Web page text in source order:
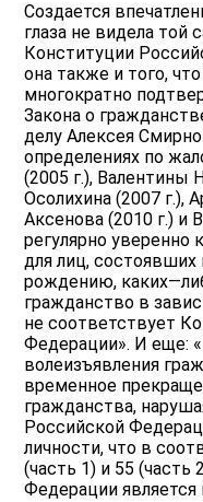
Создается
глаза не видела той
Конституции
она также и того,
многократно
Закона о
делу Алексея
определениях по
(2005 г.), Валентины
Осолихина (2007 г.),
Аксенова (2010 г.) и
регулярно уверенно
для лиц,
рождению,
гражданство в
не соответствует
Федерации». И еще:
волеизъявления
временное
гражданства,
Российской
личности, что в
(часть 1) и 55
Федерации